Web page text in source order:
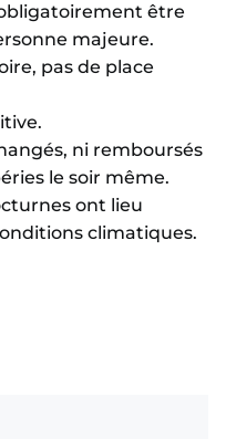
être
majeure.
pas de place
ni remboursés
le soir même.
ont lieu
climatiques.